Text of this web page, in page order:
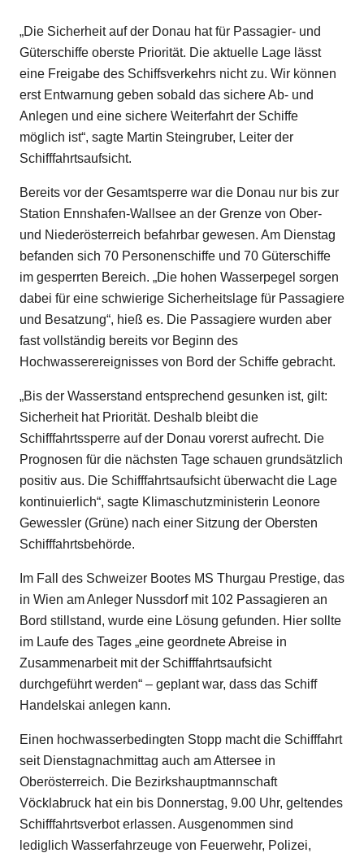
„Die Sicherheit auf der Donau hat für Passagier- und
Güterschiffe oberste Priorität. Die aktuelle Lage lässt
eine Freigabe des Schiffsverkehrs nicht zu. Wir können
erst Entwarnung geben sobald das sichere Ab- und
Anlegen und eine sichere Weiterfahrt der Schiffe
möglich ist“, sagte Martin Steingruber, Leiter der
Schifffahrtsaufsicht.
Bereits vor der Gesamtsperre war die Donau nur bis zur
Station Ennshafen-Wallsee an der Grenze von Ober-
und Niederösterreich befahrbar gewesen. Am Dienstag
befanden sich 70 Personenschiffe und 70 Güterschiffe
im gesperrten Bereich. „Die hohen Wasserpegel sorgen
dabei für eine schwierige Sicherheitslage für Passagiere
und Besatzung“, hieß es. Die Passagiere wurden aber
fast vollständig bereits vor Beginn des
Hochwasserereignisses von Bord der Schiffe gebracht.
„Bis der Wasserstand entsprechend gesunken ist, gilt:
Sicherheit hat Priorität. Deshalb bleibt die
Schifffahrtssperre auf der Donau vorerst aufrecht. Die
Prognosen für die nächsten Tage schauen grundsätzlich
positiv aus. Die Schifffahrtsaufsicht überwacht die Lage
kontinuierlich“, sagte Klimaschutzministerin Leonore
Gewessler (Grüne) nach einer Sitzung der Obersten
Schifffahrtsbehörde.
Im Fall des Schweizer Bootes MS Thurgau Prestige, das
in Wien am Anleger Nussdorf mit 102 Passagieren an
Bord stillstand, wurde eine Lösung gefunden. Hier sollte
im Laufe des Tages „eine geordnete Abreise in
Zusammenarbeit mit der Schifffahrtsaufsicht
durchgeführt werden“ – geplant war, dass das Schiff
Handelskai anlegen kann.
Einen hochwasserbedingten Stopp macht die Schifffahrt
seit Dienstagnachmittag auch am Attersee in
Oberösterreich. Die Bezirkshauptmannschaft
Vöcklabruck hat ein bis Donnerstag, 9.00 Uhr, geltendes
Schifffahrtsverbot erlassen. Ausgenommen sind
lediglich Wasserfahrzeuge von Feuerwehr, Polizei,